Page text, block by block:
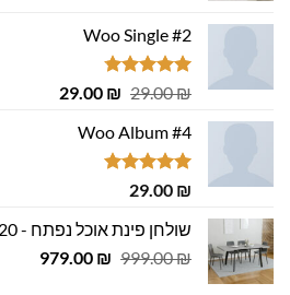
500.00 ₪.
Woo Single #2
דורג4.75
29.00₪
המחיר
היה:
29.00 ₪.
29.00 ₪
המחיר
Woo Album #4
דורג5.00
29.00 ₪
שולחן פינת אוכל נפתח - 120 ס"מ נפתח ל-160 ס"מ
999.00₪
המחיר
979.00 ₪
המחיר